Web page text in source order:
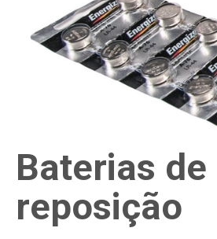
Baterias de
reposição